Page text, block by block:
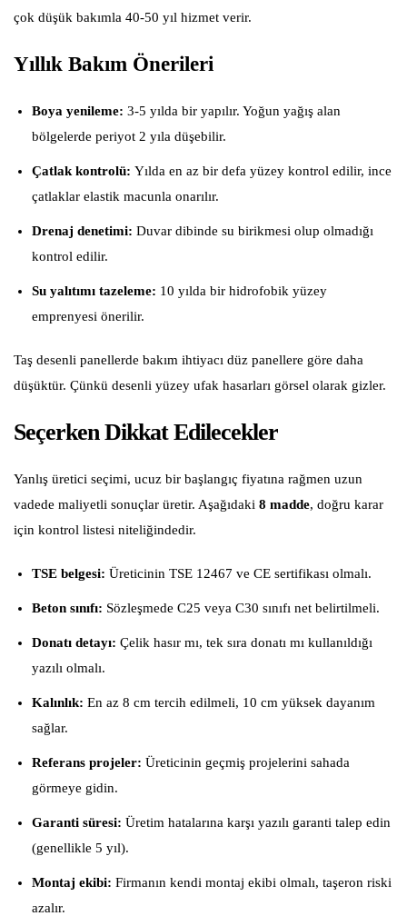
çok düşük bakımla 40-50 yıl hizmet verir.
Yıllık Bakım Önerileri
Boya yenileme: 3-5 yılda bir yapılır. Yoğun yağış alan
bölgelerde periyot 2 yıla düşebilir.
Çatlak kontrolü: Yılda en az bir defa yüzey kontrol edilir, ince
çatlaklar elastik macunla onarılır.
Drenaj denetimi: Duvar dibinde su birikmesi olup olmadığı
kontrol edilir.
Su yalıtımı tazeleme: 10 yılda bir hidrofobik yüzey
emprenyesi önerilir.
Taş desenli panellerde bakım ihtiyacı düz panellere göre daha
düşüktür. Çünkü desenli yüzey ufak hasarları görsel olarak gizler.
Seçerken Dikkat Edilecekler
Yanlış üretici seçimi, ucuz bir başlangıç fiyatına rağmen uzun
vadede maliyetli sonuçlar üretir. Aşağıdaki 8 madde, doğru karar
için kontrol listesi niteliğindedir.
TSE belgesi: Üreticinin TSE 12467 ve CE sertifikası olmalı.
Beton sınıfı: Sözleşmede C25 veya C30 sınıfı net belirtilmeli.
Donatı detayı: Çelik hasır mı, tek sıra donatı mı kullanıldığı
yazılı olmalı.
Kalınlık: En az 8 cm tercih edilmeli, 10 cm yüksek dayanım
sağlar.
Referans projeler: Üreticinin geçmiş projelerini sahada
görmeye gidin.
Garanti süresi: Üretim hatalarına karşı yazılı garanti talep edin
(genellikle 5 yıl).
Montaj ekibi: Firmanın kendi montaj ekibi olmalı, taşeron riski
azalır.